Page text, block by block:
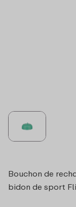
Bouchon de
bidon de sport